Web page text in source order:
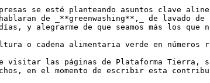
se esté planteando asuntos clave
hablaran de _**greenwashing**,_ de
días, y alegrarme de que seamos más los
o cadena alimentaria verde en números
las páginas de Plataforma Tierra,
en el momento de escribir esta